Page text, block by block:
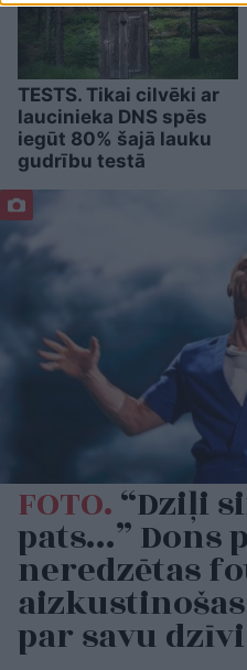
TESTS. Tikai cilvēki ar
laucinieka DNS spēs
iegūt 80% šajā lauku
gudrību testā
FOTO.“Dziļi
pats…” Dons
neredzētas
par savu dzīvi